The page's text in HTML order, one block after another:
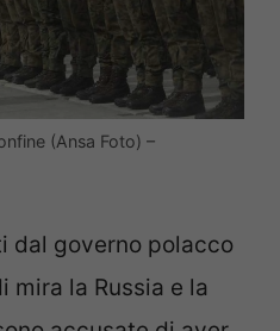
(Ansa Foto) –
dal governo polacco
mira la Russia e la